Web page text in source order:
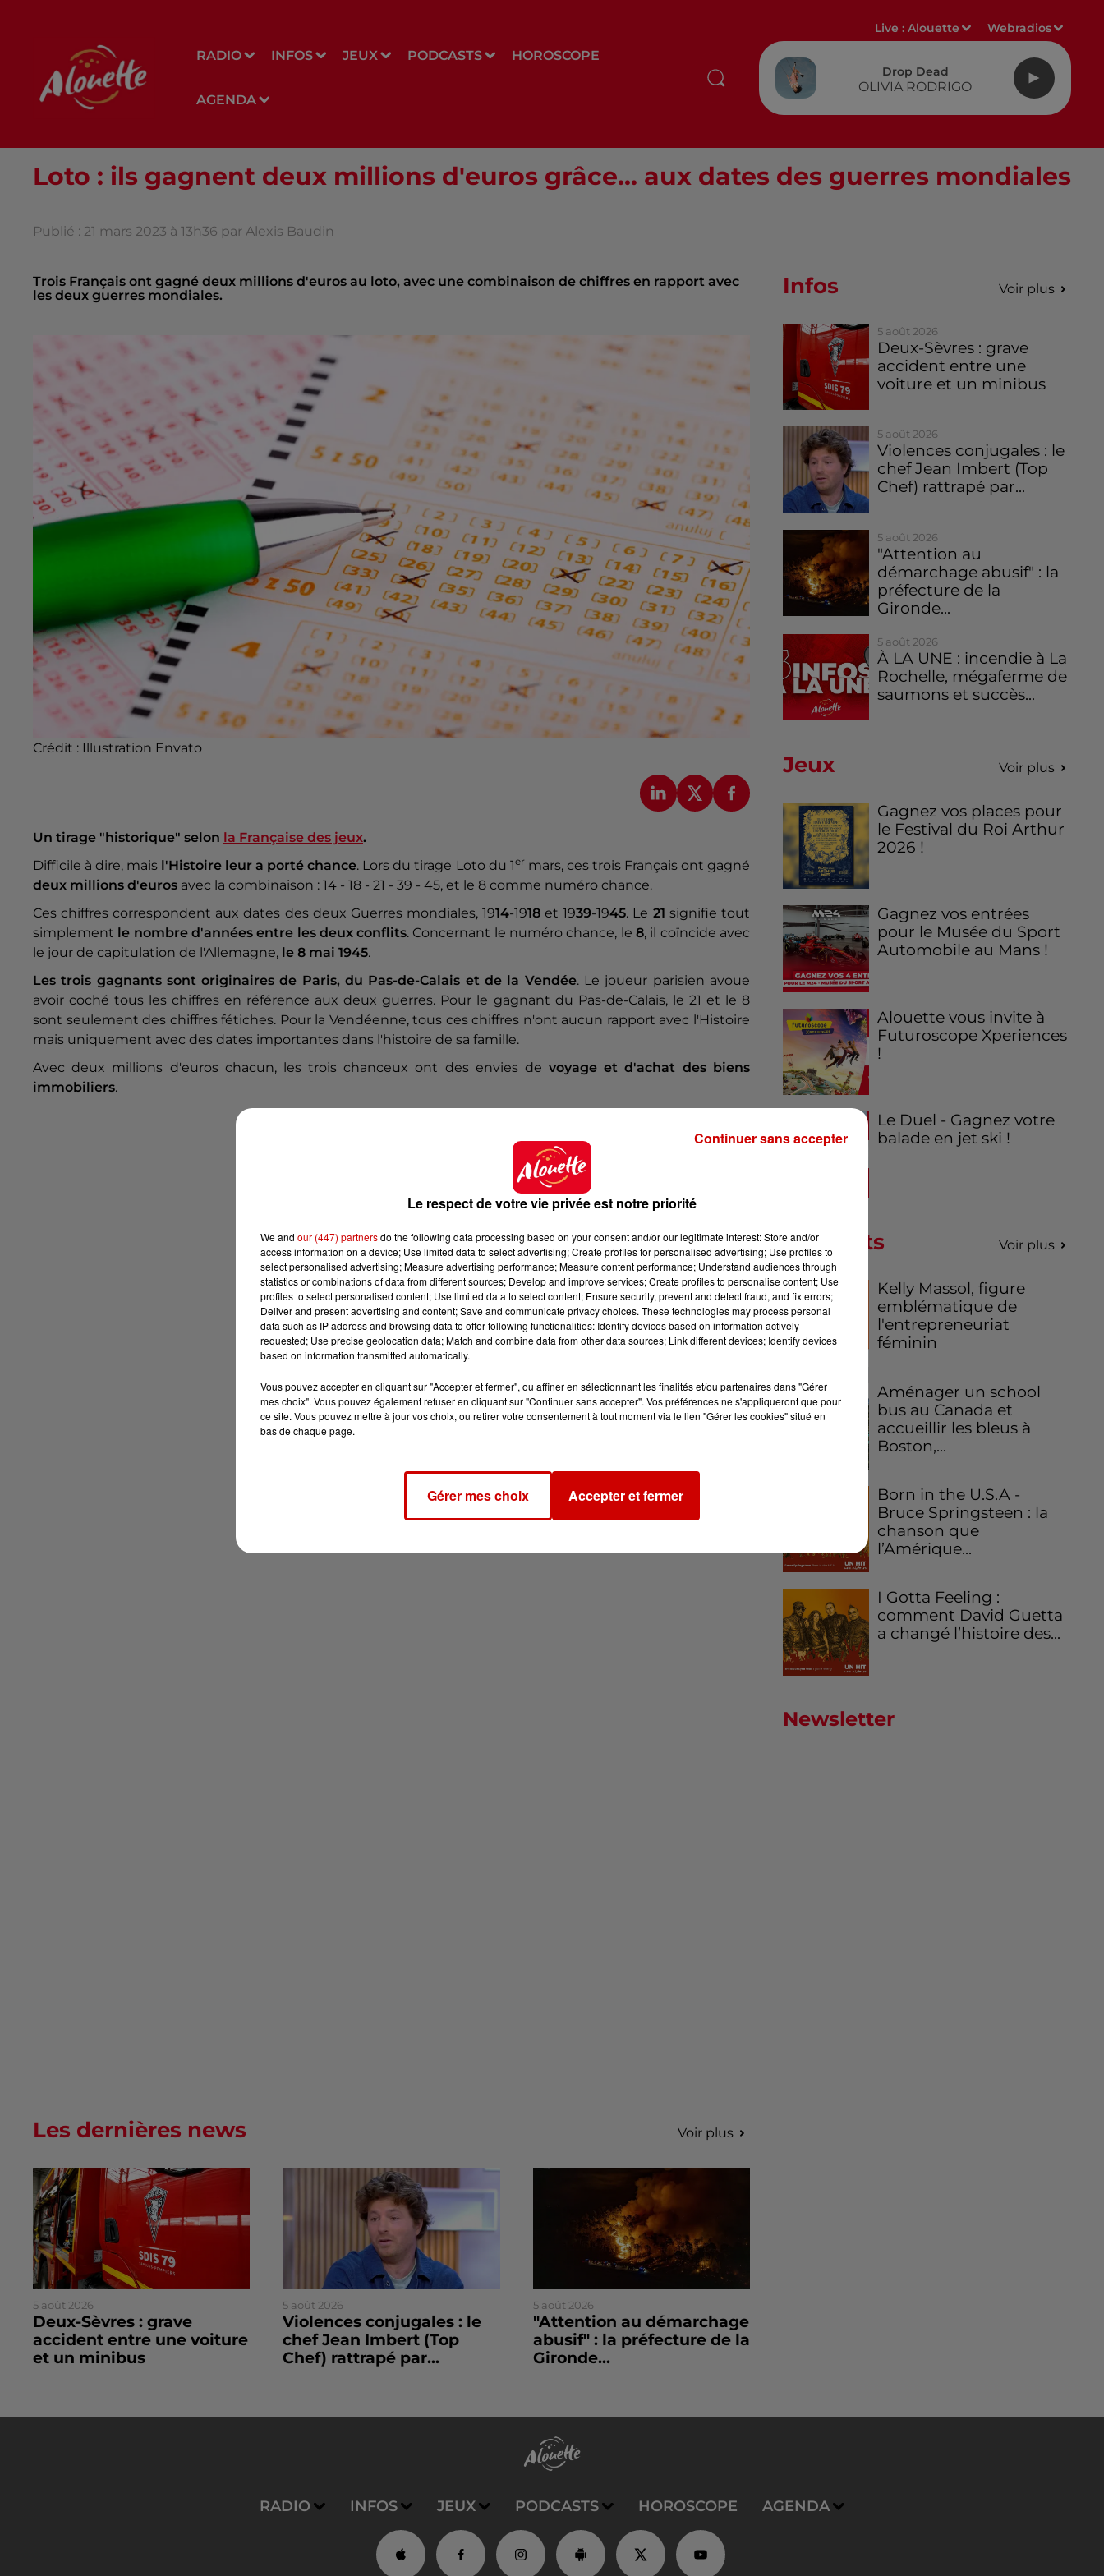
RADIO INFOS JEUX PODCASTS HOROSCOPE
AGENDA
Live :Alouette Webradios
Drop Dead
OLIVIA RODRIGO
Loto : ils gagnent deux millions d'euros grâce... aux dates des guerres mondiales
Publié : 21 mars 2023 à 13h36 par Alexis Baudin
Trois Français ont gagné deux millions d'euros au loto, avec une combinaison de chiffres en rapport avec
les deux guerres mondiales.
Crédit : Illustration Envato
Un tirage "historique" selon la Française des jeux.
Difficile à dire, mais l'Histoire leur a porté chance. Lors du tirage Loto du 1er mars, ces trois Français ont gagné
deux millions d'euros avec la combinaison : 14 - 18 - 21 - 39 - 45, et le 8 comme numéro chance.
Ces chiffres correspondent aux dates des deux Guerres mondiales, 1914-1918 et 1939-1945. Le 21 signifie tout
simplement le nombre d'années entre les deux conflits. Concernant le numéro chance, le 8, il coïncide avec
le jour de capitulation de l'Allemagne, le 8 mai 1945.
Les trois gagnants sont originaires de Paris, du Pas-de-Calais et de la Vendée. Le joueur parisien avoue
avoir coché tous les chiffres en référence aux deux guerres. Pour le gagnant du Pas-de-Calais, le 21 et le 8
sont seulement des chiffres fétiches. Pour la Vendéenne, tous ces chiffres n'ont aucun rapport avec l'Histoire
mais uniquement avec des dates importantes dans l'histoire de sa famille.
Avec deux millions d'euros chacun, les trois chanceux ont des envies de voyage et d'achat des biens
immobiliers.
Infos Voir plus
5 août 2026
Deux-Sèvres : grave
accident entre une
voiture et un minibus
5 août 2026
Violences conjugales : le
chef Jean Imbert (Top
Chef) rattrapé par...
5 août 2026
"Attention au
démarchage abusif" : la
préfecture de la
Gironde...
5 août 2026
À LA UNE : incendie à La
Rochelle, mégaferme de
saumons et succès...
Jeux Voir plus
Gagnez vos places pour
le Festival du Roi Arthur
2026 !
Gagnez vos entrées
pour le Musée du Sport
Automobile au Mans !
Alouette vous invite à
Futuroscope Xperiences
!
Le Duel - Gagnez votre
balade en jet ski !
Podcasts Voir plus
Kelly Massol, figure
emblématique de
l'entrepreneuriat
féminin
Aménager un school
bus au Canada et
accueillir les bleus à
Boston,...
Born in the U.S.A -
Bruce Springsteen : la
chanson que
l’Amérique...
I Gotta Feeling :
comment David Guetta
a changé l’histoire des...
Newsletter
Les dernières news Voir plus
5 août 2026
Deux-Sèvres : grave
accident entre une voiture
et un minibus
5 août 2026
Violences conjugales : le
chef Jean Imbert (Top
Chef) rattrapé par...
5 août 2026
"Attention au démarchage
abusif" : la préfecture de la
Gironde...
RADIO INFOS JEUX PODCASTS HOROSCOPE AGENDA
Le respect de votre vie privée est notre priorité
We and our (447) partnersdo the following data processing based on your consent and/or our legitimate interest: Store and/or
access information on a device; Use limited data to select advertising; Create profiles for personalised advertising; Use profiles to
select personalised advertising; Measure advertising performance; Measure content performance; Understand audiences through
statistics or combinations of data from different sources; Develop and improve services; Create profiles to personalise content; Use
profiles to select personalised content; Use limited data to select content; Ensure security, prevent and detect fraud, and fix errors;
Deliver and present advertising and content; Save and communicate privacy choices. These technologies may process personal
data such as IP address and browsing data to offer following functionalities: Identify devices based on information actively
requested; Use precise geolocation data; Match and combine data from other data sources; Link different devices; Identify devices
based on information transmitted automatically.
Vous pouvez accepter en cliquant sur "Accepter et fermer", ou affiner en sélectionnant les finalités et/ou partenaires dans "Gérer
mes choix". Vous pouvez également refuser en cliquant sur "Continuer sans accepter". Vos préférences ne s'appliqueront que pour
ce site. Vous pouvez mettre à jour vos choix, ou retirer votre consentement à tout moment via le lien "Gérer les cookies" situé en
bas de chaque page.
Gérer mes choix Accepter et fermer
Continuer sans accepter